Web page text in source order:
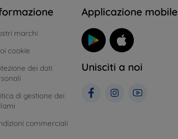
marchi
cookie
dei dati
di gestione dei
commerciali
Applicazione mobile
Unisciti a noi